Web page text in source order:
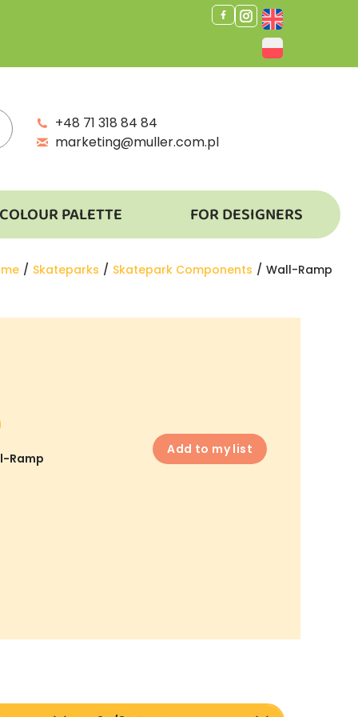
+48 71 318 84 84
marketing@muller.com.pl
COLOUR PALETTE FOR DESIGNERS
are here:
Skateparks Skatepark Components Wall-Ramp
Ramp
Add to my list